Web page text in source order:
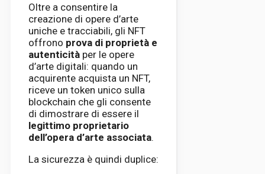
Oltre a consentire la
creazione di opere d’arte
uniche e tracciabili, gli NFT
offrono prova di proprietà e
autenticità per le opere
d’arte digitali: quando un
acquirente acquista un NFT,
riceve un token unico sulla
blockchain che gli consente
di dimostrare di essere il
legittimo proprietario
dell’opera d’arte associata.
La sicurezza è quindi duplice: